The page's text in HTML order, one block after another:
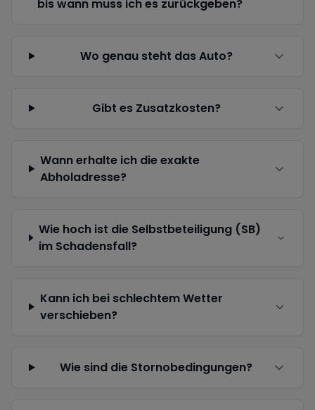
bis wann muss ich es zurückgeben?
Wo genau steht das Auto?
Gibt es Zusatzkosten?
Wann erhalte ich die exakte
Abholadresse?
Wie hoch ist die Selbstbeteiligung (SB)
im Schadensfall?
Kann ich bei schlechtem Wetter
verschieben?
Wie sind die Stornobedingungen?